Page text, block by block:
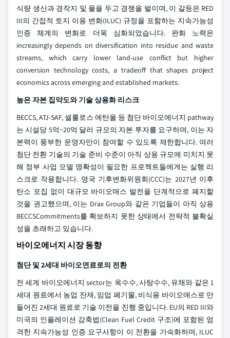
식량 생산과 경작지 및 물을 두고 경쟁을 벌이며, 이 갈등은 RED
III의 간접적 토지 이용 변화(ILUC) 규정을 포함하는 지속가능성
인증 체계의 변화로 더욱 심화되었습니다. 완화 노력은
increasingly depends on diversification into residue and waste
streams, which carry lower land-use conflict but higher
conversion technology costs, a tradeoff that shapes project
economics across emerging and established markets.
높은 자본 집약도와 기술 상용화 리스크
BECCS, ATJ-SAF, 셀룰로스 에탄올 등 첨단 바이오에너지 pathway
는 시설당 5억~20억 달러 규모의 자본 투자를 요구하며, 이는 자
본력이 풍부한 운영자만이 참여할 수 있도록 제한합니다. 여러
첨단 전환 기술의 기술 준비 수준이 아직 상용 규모에 미치지 못
해 정부 사업 모델 명확성이 필요한 프로젝트들에게는 실행 리
스크로 작용합니다. 영국 기후변화위원회(CCC)는 2027년 이후
탄소 포집 없이 대규모 바이오매스 발전을 단계적으로 폐지할
것을 권고했으며, 이는 Drax Group와 같은 기업들이 아직 상용
BECCSCommitments를 확보하지 못한 상태에서 전략적 불확실
성을 초래하고 있습니다.
바이오에너지 시장 동향
첨단 및 2세대 바이오연료로의 전환
전 세계 바이오에너지 sector는 옥수수, 사탕수수, 유채와 같은 1
세대 원료에서 농업 잔재, 임업 폐기물, 비식용 바이오매스로 만
들어진 2세대 원료로 기술 이전을 진행 중입니다. EU의 RED III와
미국의 인플레이션 감축법(Clean Fuel Credit 구조)에 포함된 엄
격한 지속가능성 인증 요구사항이 이 전환을 가속화하며, ILUC